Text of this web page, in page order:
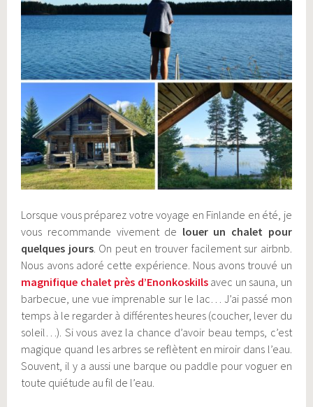
Lorsque vous préparez votre voyage en Finlande en été, je
vous recommande vivement de louer un chalet pour
quelques jours. On peut en trouver facilement sur airbnb.
Nous avons adoré cette expérience. Nous avons trouvé un
magnifique chalet près d’EnonkoskiIlsavec un sauna, un
barbecue, une vue imprenable sur le lac… J’ai passé mon
temps à le regarder à différentes heures (coucher, lever du
soleil…). Si vous avez la chance d’avoir beau temps, c’est
magique quand les arbres se reflètent en miroir dans l’eau.
Souvent, il y a aussi une barque ou paddle pour voguer en
toute quiétude au fil de l’eau.